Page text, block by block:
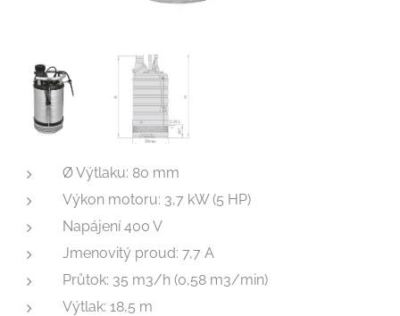
Ø Výtlaku: 80 mm
Výkon motoru: 3,7 kW (5 HP)
Napájení 400 V
Jmenovitý proud: 7,7 A
Průtok: 35 m3/h (0,58 m3/min)
Výtlak: 18,5 m